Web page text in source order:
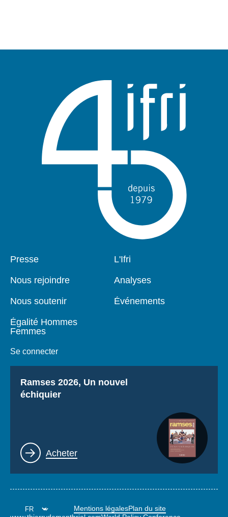
Pied
Presse
Nous rejoindre
Nous soutenir
Égalité Hommes
Femmes
Se connecter
Navigation
L'Ifri
Analyses
Événements
Titre
Ramses 2026, Un nouvel
échiquier
Lien
Acheter
Mentions légalesPlan du site